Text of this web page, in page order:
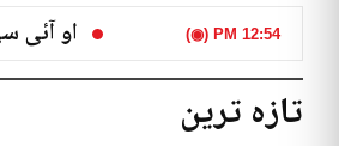
12:54 PM (◉) او آئی
تازہ ترین